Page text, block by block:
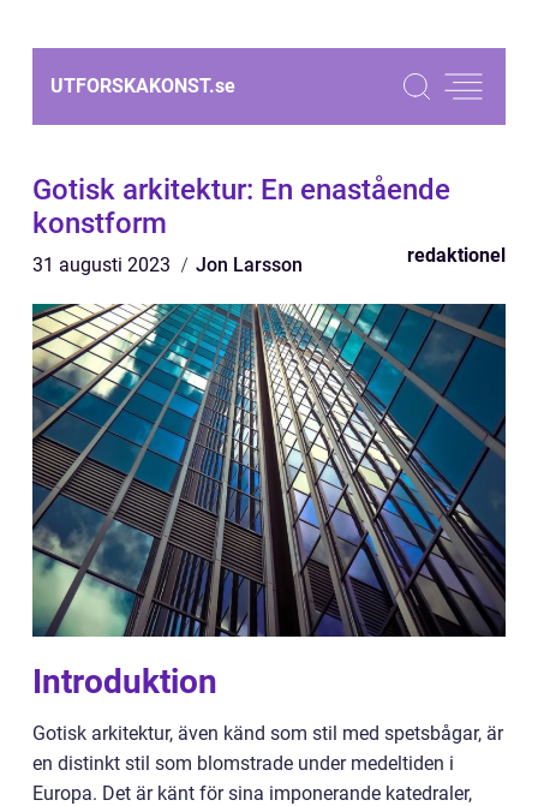
UTFORSKAKONST.se
Gotisk arkitektur: En enastående
konstform
31 augusti 2023 Jon Larsson redaktionel
Introduktion
Gotisk arkitektur, även känd som stil med spetsbågar, är
en distinkt stil som blomstrade under medeltiden i
Europa. Det är känt för sina imponerande katedraler,